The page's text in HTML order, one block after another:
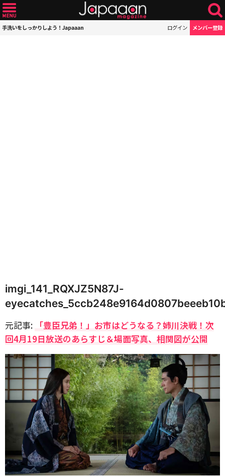
手洗いをしっかりしよう！Japaaan ログイン メンバー登録
imgi_141_RQXJZ5N87J-
元記事: 「豊臣兄弟！」お市はどうなる？姉川決戦！次
回4月19日放送のあらすじ＆場面写真、相関図が公開